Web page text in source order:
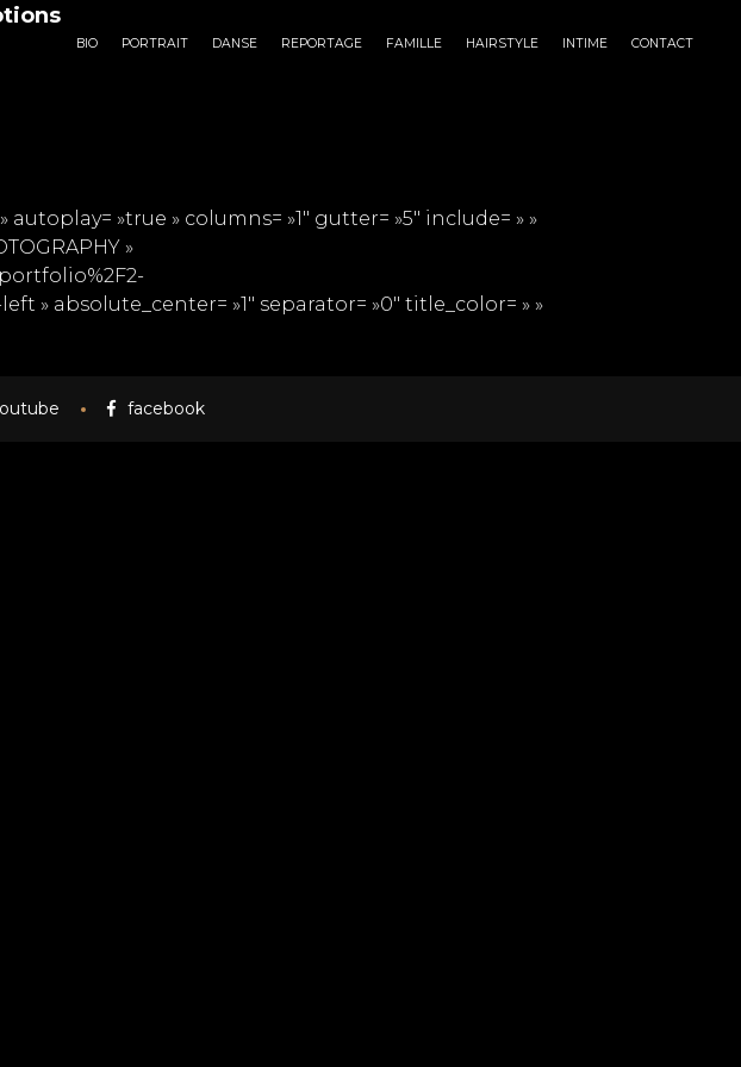
BIO PORTRAIT DANSE REPORTAGE FAMILLE HAIRSTYLE INTIME CONTACT
»true » columns= »1″ gutter= »5″ include= » »
»
» absolute_center= »1″ separator= »0″ title_color= » »
facebook